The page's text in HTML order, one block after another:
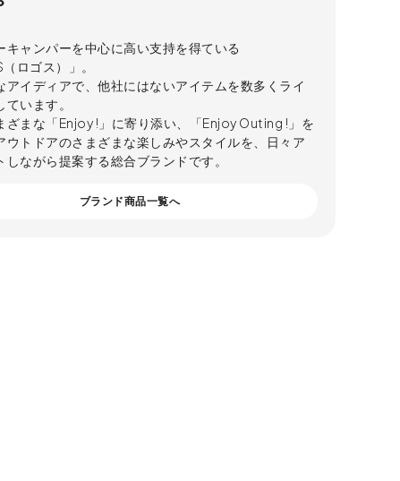
キャンパーを中心に高い支持を得ている
ロゴス）」。
アイディアで、他社にはないアイテムを数多くライ
います。
ざまな「Enjoy !」に寄り添い、「Enjoy Outing !」を
ウトドアのさまざまな楽しみやスタイルを、日々ア
しながら提案する総合ブランドです。
ブランド商品一覧へ